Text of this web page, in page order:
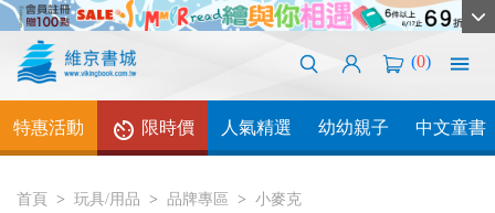
(0)
特惠活動 限時價 人氣精選 幼幼親子 中文童書
首頁 玩具/用品 品牌專區
小麥克